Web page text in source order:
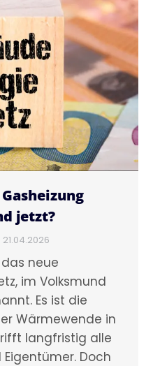
jetzt?
21.04.2026
neue
im Volksmund
Es ist die
Wärmewende in
langfristig alle
Doch